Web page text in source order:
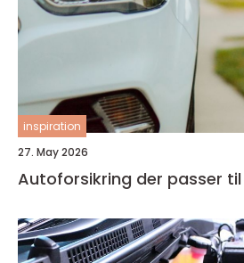
inspiration
27. May 2026
Autoforsikring der passer